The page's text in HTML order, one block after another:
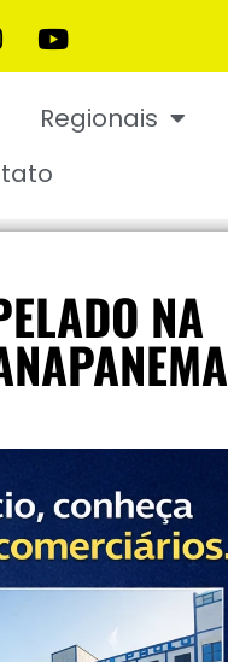
Regionais
NA